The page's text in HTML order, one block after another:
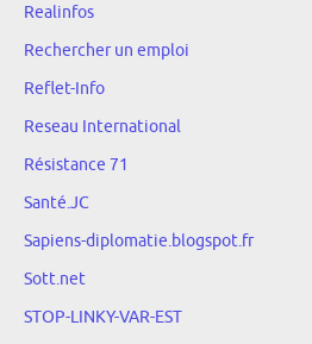
Realinfos
Rechercher un emploi
Reflet-Info
Reseau International
Résistance 71
Santé.JC
Sapiens-diplomatie.blogspot.fr
Sott.net
STOP-LINKY-VAR-EST